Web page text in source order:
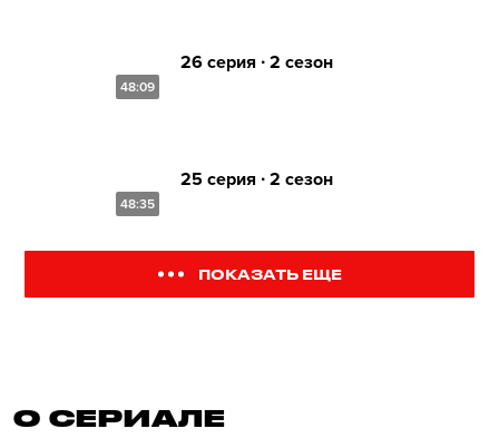
48:09
26 серия ∙ 2 сезон
48:35
25 серия ∙ 2 сезон
ПОКАЗАТЬ ЕЩЕ
О СЕРИАЛE